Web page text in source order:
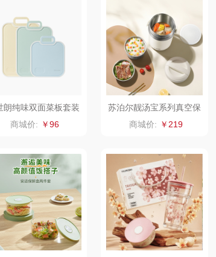
卓然 首佩 SWISS MILITARY
睿嫣 竹盐
倍瑞傲
小天鹅 ROBAM老板 康夫
源）
苏泊尔（代理商） 九阳（代理商） 晒瑞
骆驼 VVC 漫沃星系
泸溪河桃酥 干饭熊饱饱 汉美驰
朗纯味双面菜板套装
DFS-TZ848
商城价: ￥96
苏泊尔靓汤宝系列真空保
温提锅2.0L
商城价: ￥219